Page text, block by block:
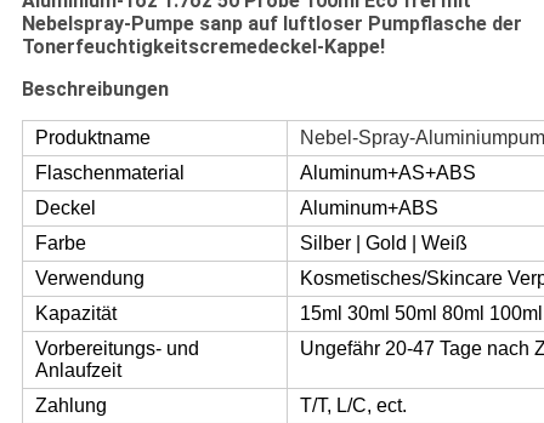
Nebelspray-Pumpe sanp auf luftloser Pumpflasche der
Tonerfeuchtigkeitscremedeckel-Kappe!
Beschreibungen
Produktname
Nebel-Spray-
Flaschenmaterial
Aluminum+AS+ABS
Deckel
Aluminum+ABS
Farbe
Silber | Gold | Weiß
Verwendung
Kosmetisches/Skincare
Kapazität
15ml 30ml 50ml 80ml 100ml
Vorbereitungs- und
Anlaufzeit
Ungefähr 20-47 Tage nach
Zahlung
T/T, L/C, ect.